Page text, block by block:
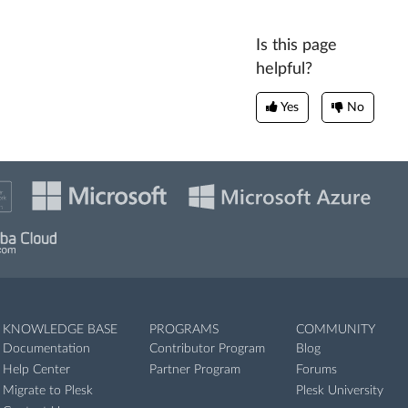
Is this page
helpful?
Yes No
KNOWLEDGE BASE
Documentation
Help Center
Migrate to Plesk
PROGRAMS
Contributor Program
Partner Program
COMMUNITY
Blog
Forums
Plesk University